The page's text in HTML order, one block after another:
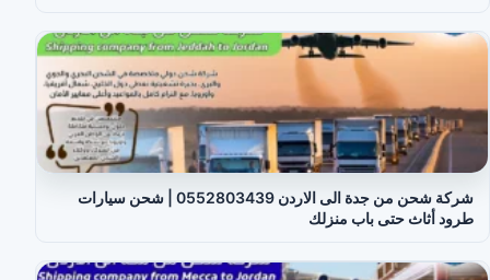
شركة شحن من جدة الى الاردن 0552803439 | شحن سيارات
طرود أثاث حتى باب منزلك